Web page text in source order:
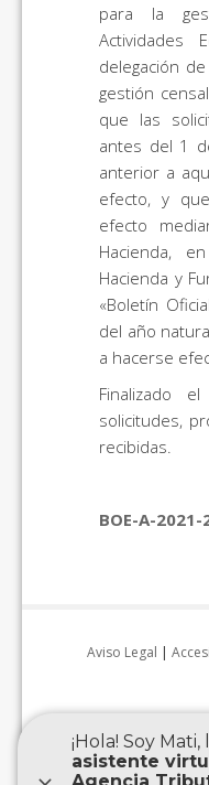
para la
Actividades
delegación
gestión
que las
antes del 1
anterior a
efecto, y
efecto
Hacienda,
Hacienda y
«Boletín
del año
a hacerse
Finalizado
solicitudes,
recibidas.
BOE-A-2021-
Aviso Legal |